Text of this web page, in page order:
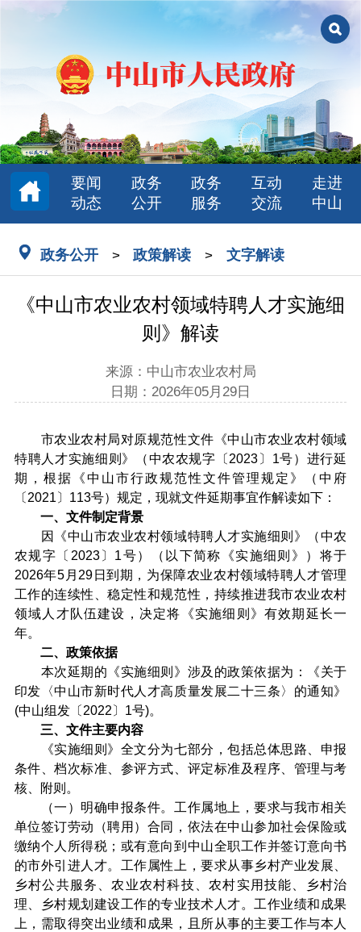
要闻
动态
政务
公开
政务
服务
互动
交流
走进
中山
政务公开 > 政策解读 > 文字解读
《中山市农业农村领域特聘人才实施细
则》解读
来源：中山市农业农村局
日期：2026年05月29日
市农业农村局对原规范性文件《中山市农业农村领域
特聘人才实施细则》（中农农规字〔2023〕1号）进行延
期，根据《中山市行政规范性文件管理规定》（中府
〔2021〕113号）规定，现就文件延期事宜作解读如下：
一、文件制定背景
因《中山市农业农村领域特聘人才实施细则》（中农
农规字〔2023〕1号）（以下简称《实施细则》）将于
2026年5月29日到期，为保障农业农村领域特聘人才管理
工作的连续性、稳定性和规范性，持续推进我市农业农村
领域人才队伍建设，决定将《实施细则》有效期延长一
年。
二、政策依据
本次延期的《实施细则》涉及的政策依据为：《关于
印发〈中山市新时代人才高质量发展二十三条〉的通知》
(中山组发〔2022〕1号)。
三、文件主要内容
《实施细则》全文分为七部分，包括总体思路、申报
条件、档次标准、参评方式、评定标准及程序、管理与考
核、附则。
（一）明确申报条件。工作属地上，要求与我市相关
单位签订劳动（聘用）合同，依法在中山参加社会保险或
缴纳个人所得税；或有意向到中山全职工作并签订意向书
的市外引进人才。工作属性上，要求从事乡村产业发展、
乡村公共服务、农业农村科技、农村实用技能、乡村治
理、乡村规划建设工作的专业技术人才。工作业绩和成果
上，需取得突出业绩和成果，且所从事的主要工作与本人